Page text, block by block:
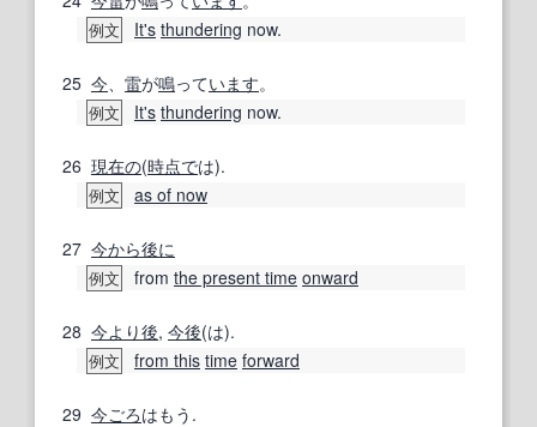
例文 It's thundering now.
25 今 雷が鳴っています。
例文 It's thundering now.
26 現在の(時点では).
例文 as of now
27 今から後に
例文 from the present time onward
28 今より後, 今後(は).
例文 from this time forward
29 今ごろはもう.